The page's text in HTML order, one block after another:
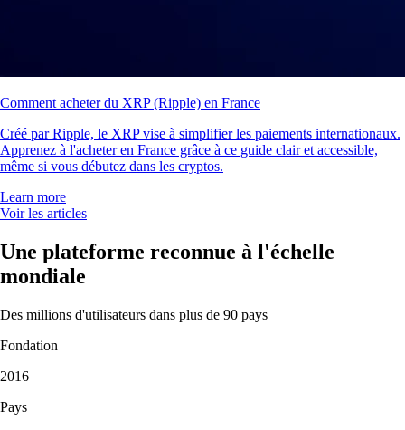
Comment acheter du XRP (Ripple) en France
Créé par Ripple, le XRP vise à simplifier les paiements internationaux.
Apprenez à l'acheter en France grâce à ce guide clair et accessible,
même si vous débutez dans les cryptos.
Learn more
Voir les articles
Une plateforme reconnue à l'échelle
mondiale
Des millions d'utilisateurs dans plus de 90 pays
Fondation
2016
Pays